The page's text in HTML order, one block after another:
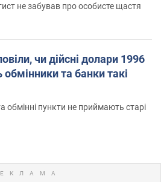
не забував про особисте щастя
чи дійсні долари 1996
та банки такі
пункти не приймають старі